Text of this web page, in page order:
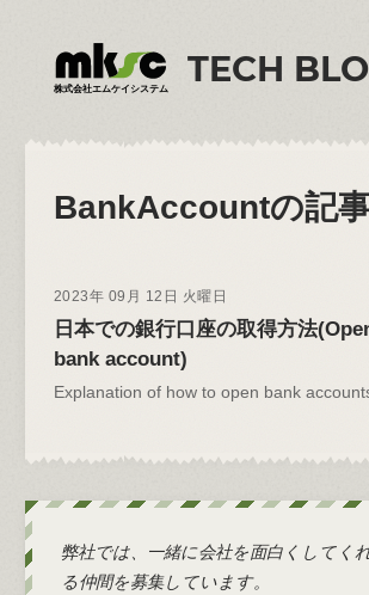
株式会社エムケイシステム TECH
BankAccountの記
2023年 09月 12日 火曜日
日本での銀行口座の取得方法
bank account)
Explanation of how to open bank
弊社では、一緒に会社を面白くしてく
る仲間を募集しています。